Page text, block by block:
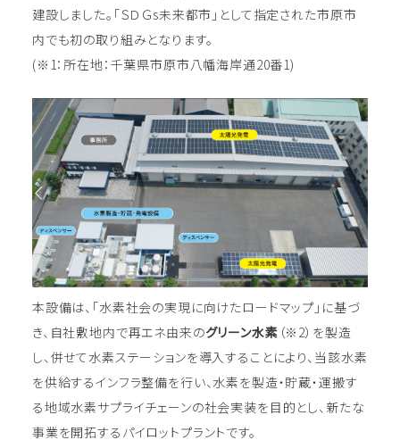
建設しました。「ＳＤＧs未来都市」として指定された市原市
内でも初の取り組みとなります。
(※1：所在地：千葉県市原市八幡海岸通20番1)
本設備は、「水素社会の実現に向けたロードマップ」に基づ
き、自社敷地内で再エネ由来のグリーン水素 （※2）を製造
し、併せて水素ステーションを導入することにより、当該水素
を供給するインフラ整備を行い、水素を製造・貯蔵・運搬す
る地域水素サプライチェーンの社会実装を目的とし、新たな
事業を開拓するパイロットプラントです。